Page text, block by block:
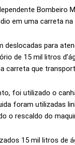
Bombeiro
em uma carreta na
deslocadas para
de 15 mil litros
carreta que
foi utilizado o
foram utilizadas
o rescaldo do
15 mil litros de